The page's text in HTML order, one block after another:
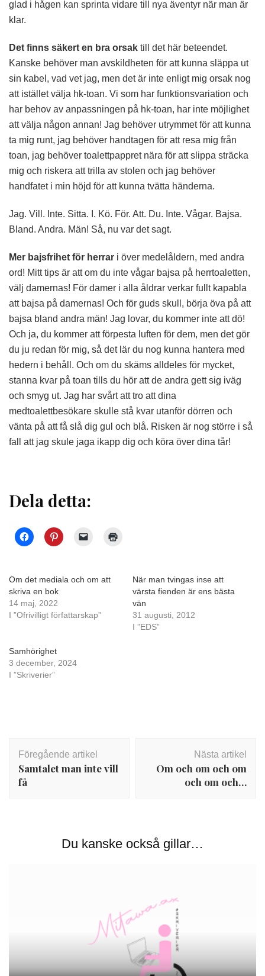
glad i hågen kan sprinta vidare till nya äventyr när man är
klar.
Det finns säkert en bra orsak till det här beteendet.
Kanske behöver man avskildheten för att kunna släppa ut
sin kabel, vad vet jag, men det är inte enligt mig orsak nog
att istället välja hk-toan. Vi som har funktionsvariation och
har behov av anpassningen på hk-toan, har inte möjlighet
att välja någon annan! Jag behöver utrymmet för att kunna
ta mig runt, jag behöver handtagen för att resa mig från
toan, jag behöver toalettpappret nära för att slippa sträcka
mig och riskera att trilla av stolen och jag behöver
handfatet i min höjd för att kunna tvätta händerna.
Jag. Vill. Inte. Sitta. I. Kö. För. Att. Du. Inte. Vågar. Bajsa.
Bland. Andra. Män! Så, nu var det sagt.
Mer bajsfrihet för herrar i över medelåldern, med andra
ord! Mitt tips är att om du inte vågar bajsa på herrtoaletten,
välj damernas! För damer i alla åldrar verkar fullt kapabla
att bajsa på damernas! Och för guds skull, börja öva på att
bajsa bland andra män! Jag lovar, du kommer inte att dö!
Och ja, du kommer att förpesta luften för dem, men det gör
du ju redan för mig, så det lär du nog kunna hantera med
hedern i behåll. Och om du skäms alldeles för mycket,
stanna kvar på toan tills du hör att de andra gett sig iväg
och smyg ut. Jag har svårt att tro att dina
medtoalettbesökare skulle stå kvar utanför dörren och
vänta på att få slå dig gul och blå. Risken är nog större i så
fall att jag skule jaga ikapp dig och köra över dina tår!
Dela detta:
Om det mediala och om att
skriva en bok
14 maj, 2022
I ”Ofrivilligt författarskap”
När man tvingas inse att
värsta fienden är ens bästa
vän
31 augusti, 2012
I ”EDS”
Samhörighet
3 december, 2024
I ”Skriverier”
Föregående artikel
Samtalet man inte vill
få
Nästa artikel
Om och om och om
och om och…
Du kanske också gillar…